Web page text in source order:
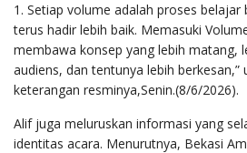
1. Setiap volume adalah proses
terus hadir lebih baik. Memasuki
membawa konsep yang lebih matang,
audiens, dan tentunya lebih berkesan,”
keterangan resminya,Senin.(8/6/2026).
Alif juga meluruskan informasi yang
identitas acara. Menurutnya, Bekasi